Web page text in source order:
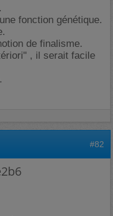
fonction génétique.
de finalisme.
, il serait facile
#82